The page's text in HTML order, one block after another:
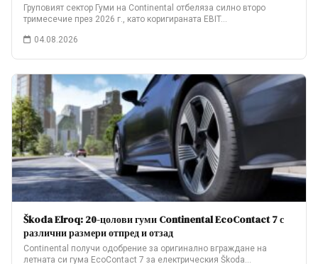
Груповият сектор Гуми на Continental отбеляза силно второ
тримесечие през 2026 г., като коригираната EBIT…
04.08.2026
Škoda Elroq: 20-цолови гуми Continental EcoContact 7 с
различни размери отпред и отзад
Continental получи одобрение за оригинално вграждане на
летната си гума EcoContact 7 за електрическия Škoda…